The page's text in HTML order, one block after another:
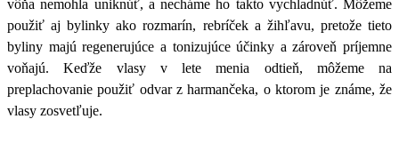
vôňa nemohla uniknúť, a necháme ho takto vychladnúť. Môžeme
použiť aj bylinky ako rozmarín, rebríček a žihľavu, pretože tieto
byliny majú regenerujúce a tonizujúce účinky a zároveň príjemne
voňajú. Keďže vlasy v lete menia odtieň, môžeme na
preplachovanie použiť odvar z harmančeka, o ktorom je známe, že
vlasy zosvetľuje.